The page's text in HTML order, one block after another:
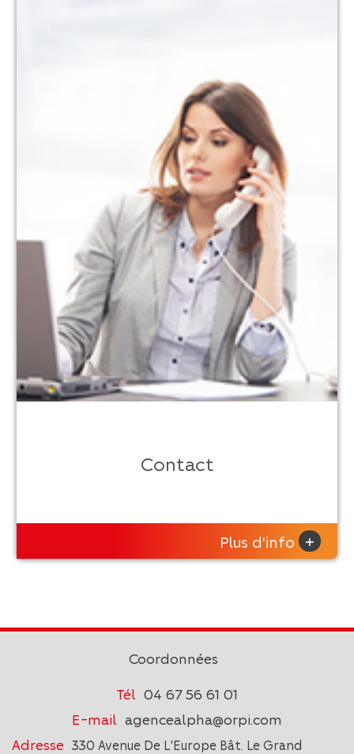
Contact
Plus d'info +
Coordonnées
Tél 04 67 56 61 01
E-mail agencealpha@orpi.com
Adresse 330 Avenue De L'Europe Bât. Le Grand